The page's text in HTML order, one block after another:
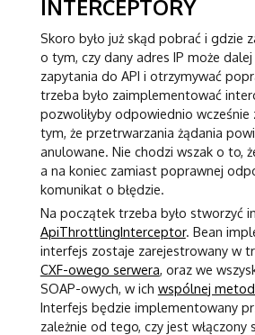
INTERCEPTORY
Skoro było już skąd pobrać i gdzie
o tym, czy dany adres IP może dalej
zapytania do API i otrzymywać
trzeba było zaimplementować
pozwoliłyby odpowiednio wcześnie
tym, że przetrwarzania żądania
anulowane. Nie chodzi wszak o to,
a na koniec zamiast poprawnej
komunikat o błędzie.
Na początek trzeba było stworzyć
ApiThrottlingInterceptor. Bean
interfejs zostaje zarejestrowany w
CXF-owego serwera, oraz we
SOAP-owych, w ich wspólnej
Interfejs będzie implementowany
zależnie od tego, czy jest